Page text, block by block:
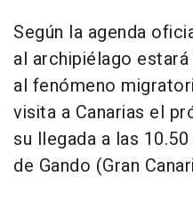
Según la agenda
al archipiélago
al fenómeno
visita a Canarias el
su llegada a las
de Gando (Gran